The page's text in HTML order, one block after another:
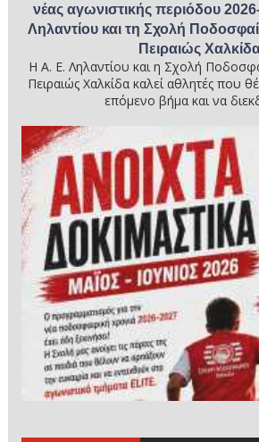
νέας αγωνιστικής περιόδου
Ληλαντίου και τη Σχολή
Πειραιώς
Η Α. Ε. Ληλαντίου και η Σχολή
Πειραιώς Χαλκίδα καλεί αθλητές που
επόμενο βήμα και να